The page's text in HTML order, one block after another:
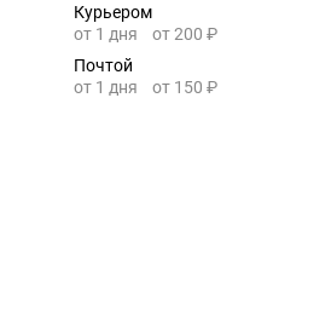
Курьером
от 1 дня
от 200 ₽
Почтой
от 1 дня
от 150 ₽